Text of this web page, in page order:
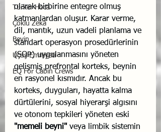
Türker Hoca
Çoklu Zekâ
Beyin
Uçuş Emniyeti
EQ For Cabin Crews
olarak birbirine entegre olmuş
katmanlardan oluşur. Karar verme,
dil, mantık, uzun vadeli planlama ve
standart operasyon prosedürlerinin
(SOP) uygulanmasını yöneten
gelişmiş prefrontal korteks, beynin
en rasyonel kısmıdır. Ancak bu
korteks, duyguları, hayatta kalma
dürtülerini, sosyal hiyerarşi algısını
ve otonom tepkileri yöneten eski
"memeli beyni" veya limbik sistemin